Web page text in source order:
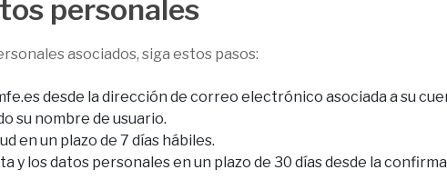
personales
asociados, siga estos pasos:
desde la dirección de correo electrónico asociada a su
su nombre de usuario.
en un plazo de 7 días hábiles.
y los datos personales en un plazo de 30 días desde la